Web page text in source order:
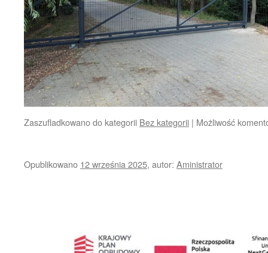
Zaszufladkowano do kategorii Bez kategorii | Możliwość
Opublikowano 12 września 2025, autor: Aministrator